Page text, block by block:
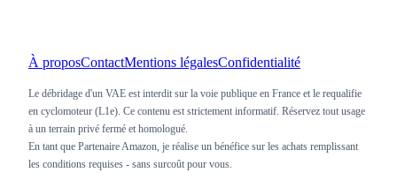
À proposContactMentions légalesConfidentialité
Le débridage d'un VAE est interdit sur la voie publique en France et le requalifie
en cyclomoteur (L1e). Ce contenu est strictement informatif. Réservez tout usage
à un terrain privé fermé et homologué.
En tant que Partenaire Amazon, je réalise un bénéfice sur les achats remplissant
les conditions requises - sans surcoût pour vous.